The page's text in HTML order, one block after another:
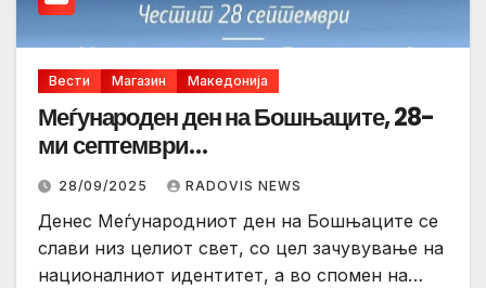
Вести Магазин Македонија
Меѓународен ден на Бошњаците, 28-
ми септември…
28/09/2025 RADOVIS NEWS
Денес Меѓународниот ден на Бошњаците се
слави низ целиот свет, со цел зачувување на
националниот идентитет, а во спомен на…